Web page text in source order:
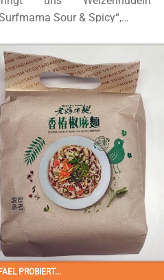
Sour & Spicy“,…
Ganzes Review lesen “#3332: Mom’s Dry Noodle „Surfmama Sour & Spicy (vegan)“”
…
PROBIERT...